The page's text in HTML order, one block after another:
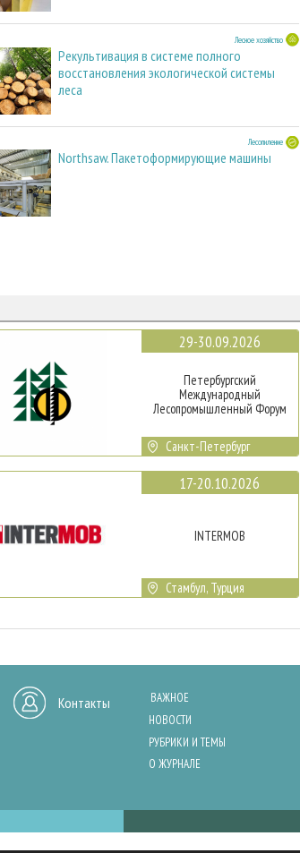
Лесное хозяйство
Рекультивация в системе полного
восстановления экологической системы
леса
Лесопиление
Northsaw. Пакетоформирующие машины
29-30.09.2026
Петербургский
Международный
Лесопромышленный Форум
Санкт-Петербург
17-20.10.2026
INTERMOB
Стамбул, Турция
Контакты
ВАЖНОЕ
НОВОСТИ
РУБРИКИ И ТЕМЫ
О ЖУРНАЛЕ